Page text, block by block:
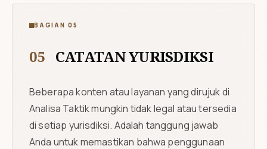
BAGIAN 05
05 CATATAN YURISDIKSI
Beberapa konten atau layanan yang dirujuk di
Analisa Taktik mungkin tidak legal atau tersedia
di setiap yurisdiksi. Adalah tanggung jawab
Anda untuk memastikan bahwa penggunaan